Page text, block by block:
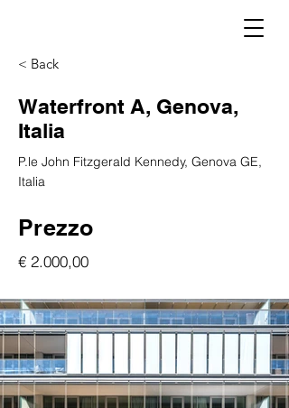
< Back
Waterfront A, Genova,
Italia
P.le John Fitzgerald Kennedy, Genova GE,
Italia
Prezzo
€ 2.000,00